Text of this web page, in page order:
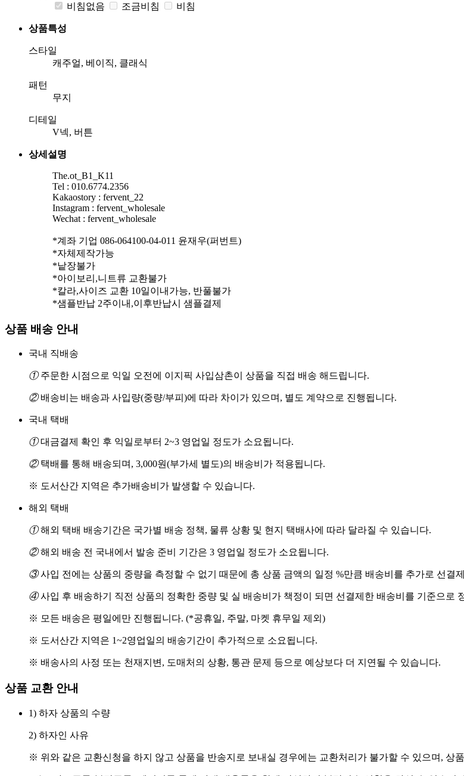
비침없음
조금비침 비침
상품특성
스타일
캐주얼, 베이직, 클래식
패턴
무지
디테일
V넥, 버튼
상세설명
The.ot_B1_K11
Tel : 010.6774.2356
Kakaostory : fervent_22
Instagram : fervent_wholesale
Wechat : fervent_wholesale
*계좌 기업 086-064100-04-011 윤재우(퍼번트)
*자체제작가능
*낱장불가
*아이보리,니트류 교환불가
*칼라,사이즈 교환 10일이내가능, 반풀불가
상품 배송 안내
국내 직배송
①주문한 시점으로 익일 오전에 이지픽 사입삼촌이 상품을 직접 배송 해드립니다.
②배송비는 배송과 사입량(중량/부피)에 따라 차이가 있으며, 별도 계약으로 진행됩니다.
국내 택배
①대금결제 확인 후 익일로부터 2~3 영업일 정도가 소요됩니다.
②택배를 통해 배송되며, 3,000원(부가세 별도)의 배송비가 적용됩니다.
※ 도서산간 지역은 추가배송비가 발생할 수 있습니다.
해외 택배
①해외 택배 배송기간은 국가별 배송 정책, 물류 상황 및 현지 택배사에 따라 달라질 수 있습니다.
②해외 배송 전 국내에서 발송 준비 기간은 3 영업일 정도가 소요됩니다.
③사입 전에는 상품의 중량을 측정할 수 없기 때문에 총 상품 금액의 일정 %만큼 배송비를 추가로 선결
④사입 후 배송하기 직전 상품의 정확한 중량 및 실 배송비가 책정이 되면 선결제한 배송비를 기준으로
※ 모든 배송은 평일에만 진행됩니다. (*공휴일, 주말, 마켓 휴무일 제외)
※ 도서산간 지역은 1~2영업일의 배송기간이 추가적으로 소요됩니다.
※ 배송사의 사정 또는 천재지변, 도매처의 상황, 통관 문제 등으로 예상보다 더 지연될 수 있습니다.
상품 교환 안내
1) 하자 상품의 수량
2) 하자인 사유
※ 위와 같은 교환신청을 하지 않고 상품을 반송지로 보내실 경우에는 교환처리가 불가할 수 있으며, 상